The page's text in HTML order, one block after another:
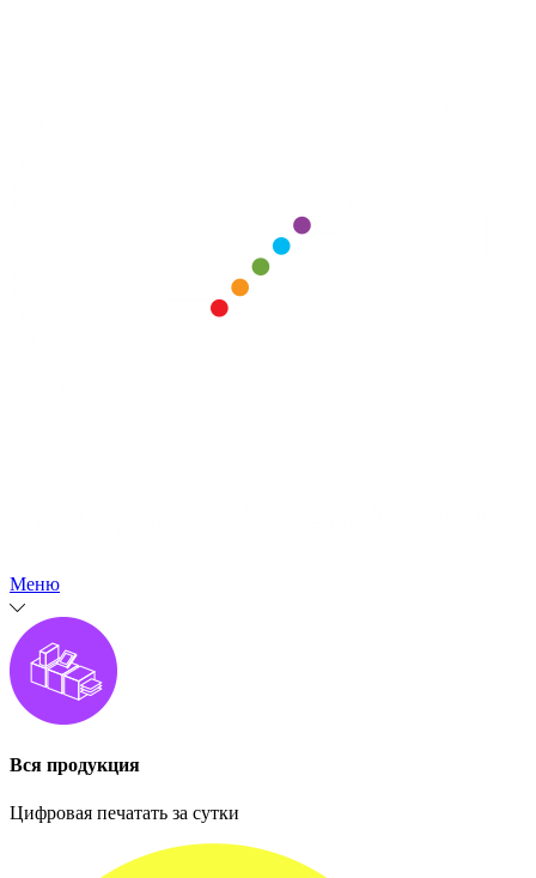
Меню
Вся продукция
Цифровая печатать за сутки